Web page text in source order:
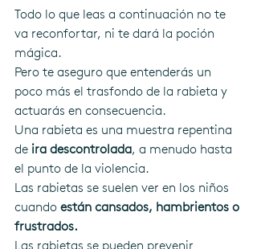
Todo lo que leas a continuación no te
va reconfortar, ni te dará la poción
mágica.
Pero te aseguro que entenderás un
poco más el trasfondo de la rabieta y
actuarás en consecuencia.
Una rabieta es una muestra repentina
de ira descontrolada, a menudo hasta
el punto de la violencia.
Las rabietas se suelen ver en los niños
cuando están cansados, hambrientos o
frustrados.
Las rabietas se pueden prevenir